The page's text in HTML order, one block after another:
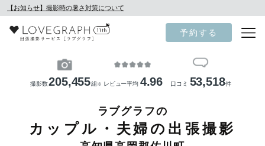
【お知らせ】撮影時の暑さ対策について
予約する
撮影数205,455組 ※ レビュー平均 4.96 口コミ 53,518件
ラブグラフの
カップル・夫婦の出張撮影